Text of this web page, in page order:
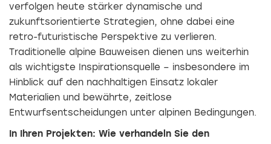
verfolgen heute stärker dynamische und
zukunftsorientierte Strategien, ohne dabei eine
retro-futuristische Perspektive zu verlieren.
Traditionelle alpine Bauweisen dienen uns weiterhin
als wichtigste Inspirationsquelle – insbesondere im
Hinblick auf den nachhaltigen Einsatz lokaler
Materialien und bewährte, zeitlose
Entwurfsentscheidungen unter alpinen Bedingungen.
In Ihren Projekten: Wie verhandeln Sie den